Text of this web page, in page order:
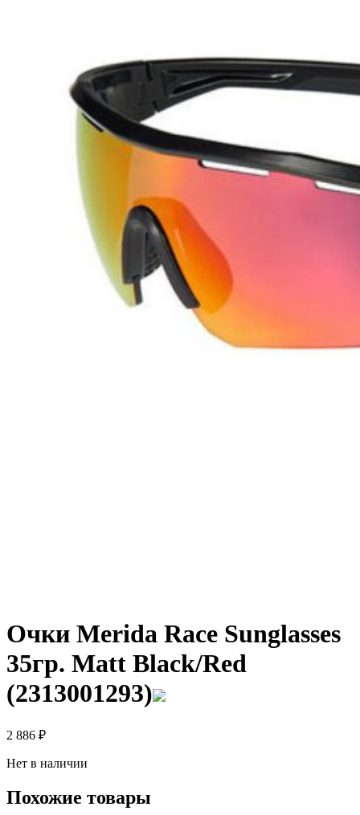
Очки Merida Race Sunglasses
35гр. Matt Black/Red
(2313001293)
2 886 ₽
Нет в наличии
Похожие товары